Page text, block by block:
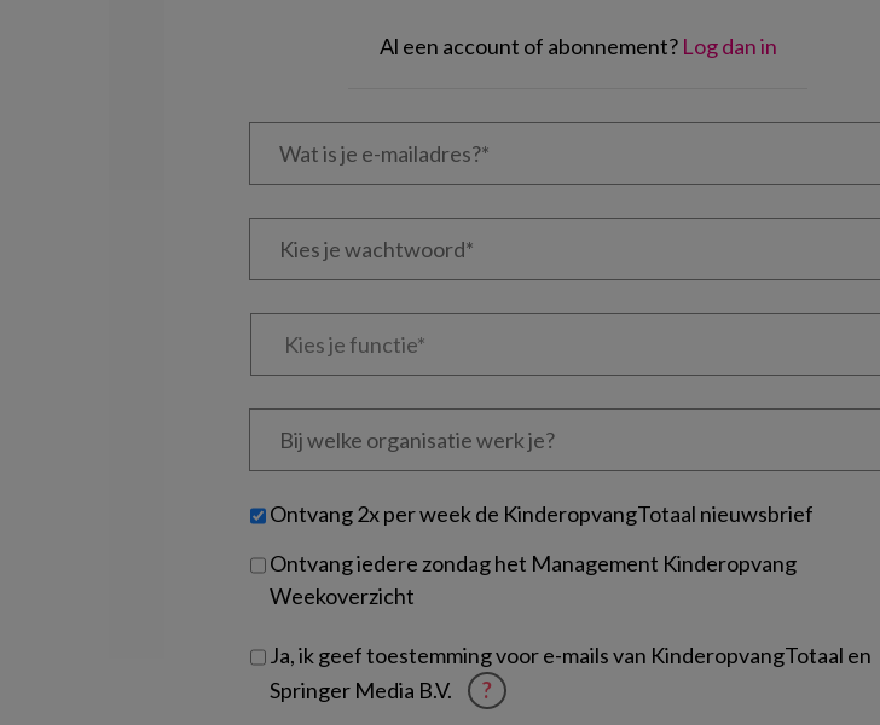
Al een account of abonnement? Log dan in
Wat
Kies
Kies
Bij
welke
je?
Untitled
Ontvang 2x per week de KinderopvangTotaal nieuwsbrief
Ontvang iedere zondag het Management Kinderopvang
Weekoverzicht
Ja, ik geef toestemming voor e-mails van KinderopvangTotaal en
Springer Media B.V.
?